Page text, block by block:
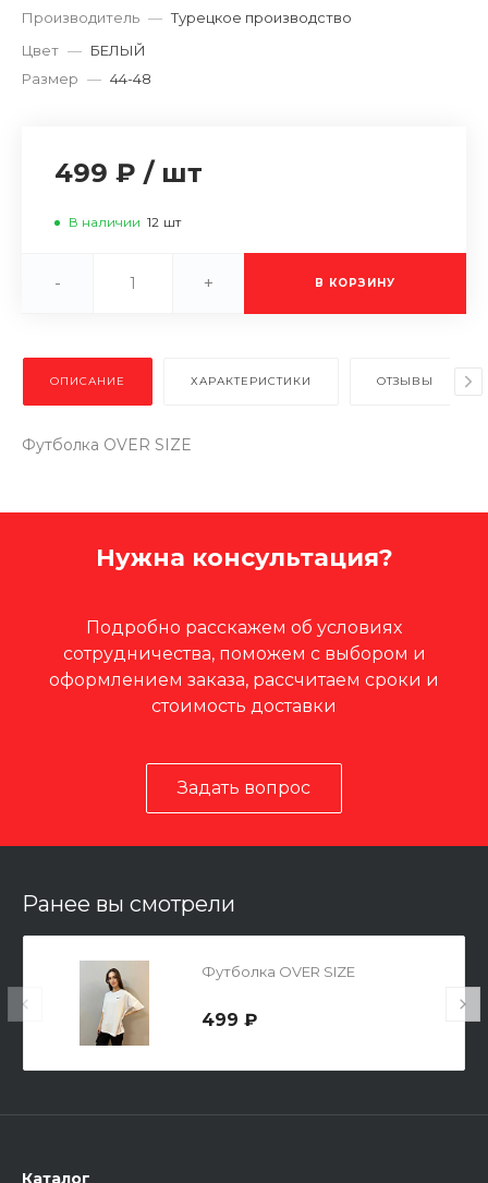
Производитель — Турецкое производство
Цвет — БЕЛЫЙ
Размер — 44-48
499 ₽ / шт
В наличии 12 шт
- + В КОРЗИНУ
ОПИСАНИЕ ХАРАКТЕРИСТИКИ ОТЗЫВЫ
Футболка OVER SIZE
Нужна консультация?
Подробно расскажем об условиях
сотрудничества, поможем с выбором и
оформлением заказа, рассчитаем сроки и
стоимость доставки
Задать вопрос
Ранее вы смотрели
Футболка OVER SIZE
499 ₽
Каталог